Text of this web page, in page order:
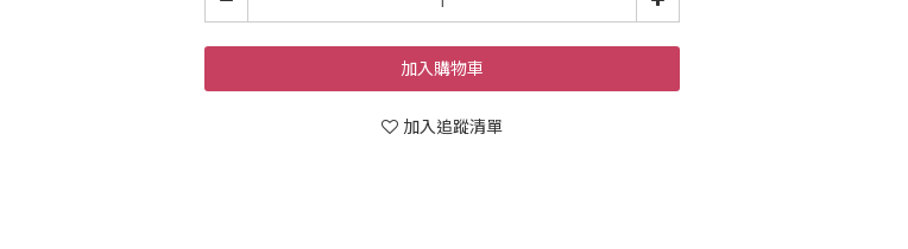
加入購物車
加入追蹤清單